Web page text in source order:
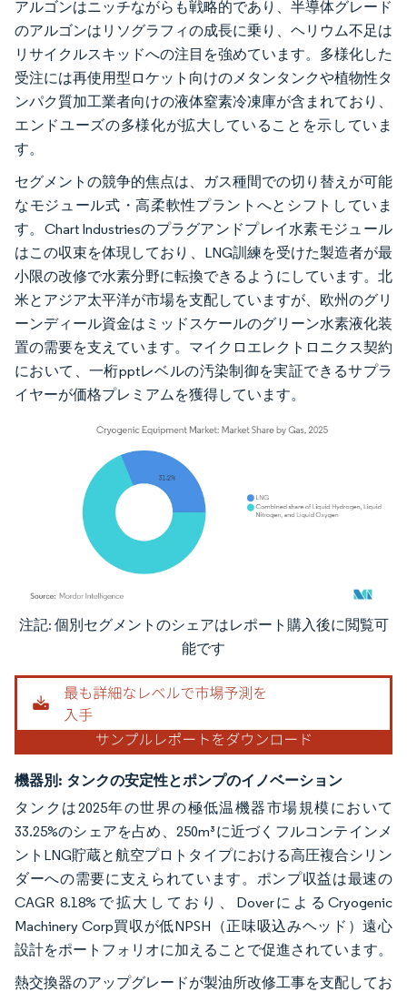
アルゴンはニッチながらも戦略的であり、半導体グレード
のアルゴンはリソグラフィの成長に乗り、ヘリウム不足は
リサイクルスキッドへの注目を強めています。多様化した
受注には再使用型ロケット向けのメタンタンクや植物性タ
ンパク質加工業者向けの液体窒素冷凍庫が含まれており、
エンドユーズの多様化が拡大していることを示していま
す。
セグメントの競争的焦点は、ガス種間での切り替えが可能
なモジュール式・高柔軟性プラントへとシフトしていま
す。Chart Industriesのプラグアンドプレイ水素モジュール
はこの収束を体現しており、LNG訓練を受けた製造者が最
小限の改修で水素分野に転換できるようにしています。北
米とアジア太平洋が市場を支配していますが、欧州のグリ
ーンディール資金はミッドスケールのグリーン水素液化装
置の需要を支えています。マイクロエレクトロニクス契約
において、一桁pptレベルの汚染制御を実証できるサプラ
イヤーが価格プレミアムを獲得しています。
画像 © Mordor Intelligence。再利用にはCC BY 4.0の表示が必要です。
注記: 個別セグメントのシェアはレポート購入後に閲覧可
能です
機器別: タンクの安定性とポンプのイノベーション
タンクは2025年の世界の極低温機器市場規模において
33.25%のシェアを占め、250m³に近づくフルコンテインメ
ントLNG貯蔵と航空プロトタイプにおける高圧複合シリン
ダーへの需要に支えられています。ポンプ収益は最速の
CAGR 8.18%で拡大しており、DoverによるCryogenic
Machinery Corp買収が低NPSH（正味吸込みヘッド）遠心
設計をポートフォリオに加えることで促進されています。
熱交換器のアップグレードが製油所改修工事を支配してお